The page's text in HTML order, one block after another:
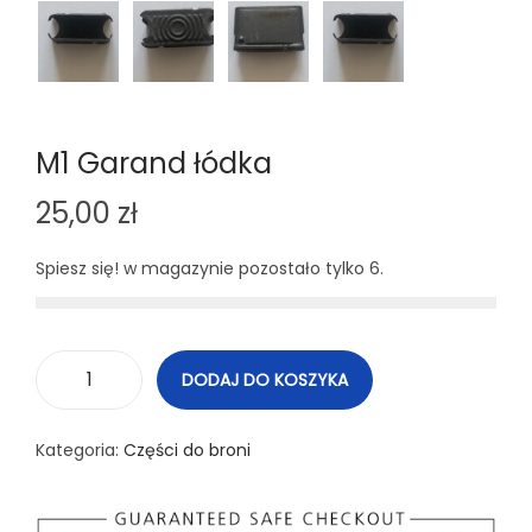
M1 Garand łódka
25,00 zł
Spiesz się! w magazynie pozostało tylko 6.
o
DODAJ DO KOSZYKA
Kategoria: Części do broni